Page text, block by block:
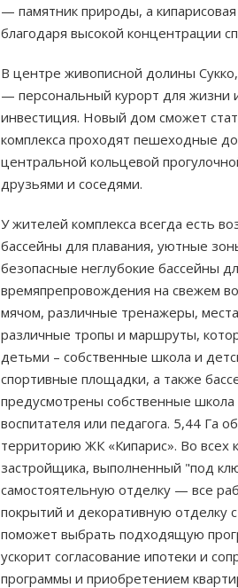
— памятник природы, а
благодаря высокой концентрации
В центре живописной долины
— персональный курорт для жизни
инвестиция. Новый дом сможет
комплекса проходят пешеходные
центральной кольцевой
друзьями и соседями.
У жителей комплекса всегда есть
бассейны для плавания, уютные
безопасные неглубокие бассейны
времяпрепровождения на свежем
мячом, различные тренажеры,
различные тропы и маршруты,
детьми – собственные школа и
спортивные площадки, а также
предусмотрены собственные
воспитателя или педагога. 5,44
территорию ЖК «Кипарис». Во всех
застройщика, выполненный "под
самостоятельную отделку — все
покрытий и декоративную
поможет выбрать подходящую
ускорит согласование ипотеки и
программы и приобретением